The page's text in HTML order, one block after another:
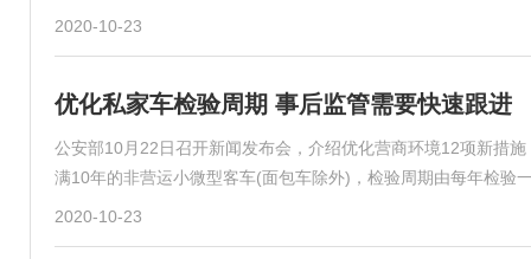
2020-10-23
优化私家车检验周期 事后监管需要快速跟进
公安部10月22日召开新闻发布会，介绍优化营商环境12项新措
满10年的非营运小微型客车(面包车除外)，检验周期由每年检验
2020-10-23